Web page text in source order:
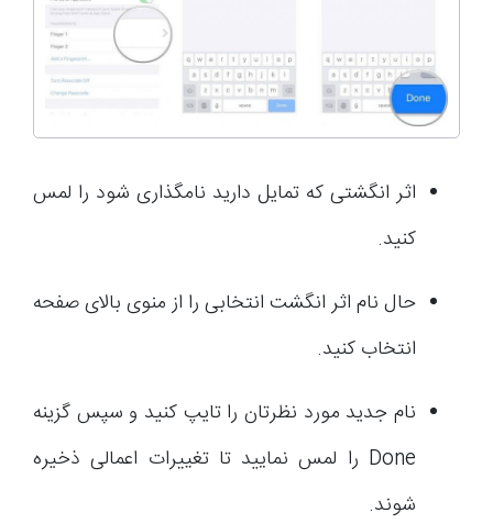
اثر انگشتی که تمایل دارید نامگذاری شود را لمس
کنید.
حال نام اثر انگشت انتخابی را از منوی بالای صفحه
انتخاب کنید.
نام جدید مورد نظرتان را تایپ کنید و سپس گزینه
Done را لمس نمایید تا تغییرات اعمالی ذخیره
شوند.